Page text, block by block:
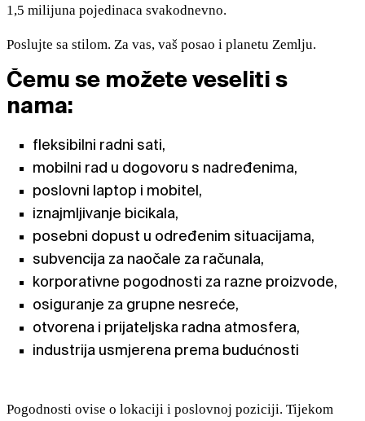
1,5 milijuna pojedinaca svakodnevno.
Poslujte sa stilom. Za vas, vaš posao i planetu Zemlju.
Čemu se možete veseliti s
nama:
fleksibilni radni sati,
mobilni rad u dogovoru s nadređenima,
poslovni laptop i mobitel,
iznajmljivanje bicikala,
posebni dopust u određenim situacijama,
subvencija za naočale za računala,
korporativne pogodnosti za razne proizvode,
osiguranje za grupne nesreće,
otvorena i prijateljska radna atmosfera,
industrija usmjerena prema budućnosti
Pogodnosti ovise o lokaciji i poslovnoj poziciji. Tijekom